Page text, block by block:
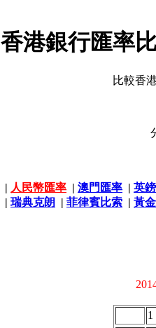
香港銀行匯率
比較香
| 人民幣匯率 | 澳門匯率 | 英
| 瑞典克朗 | 菲律賓比索 | 黃
1